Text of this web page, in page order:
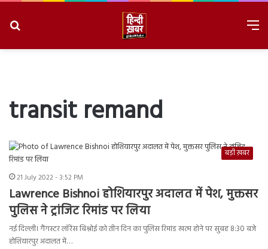
transit remand
बड़ी ख़बर
21 July 2022 - 3:52 PM
Lawrence Bishnoi होशियारपुर अदालत में पेश, मुक्तसर
पुलिस ने ट्रांजिट रिमांड पर लिया
नई दिल्ली। गैंगस्टर लॉरेंस बिश्नोई को तीन दिन का पुलिस रिमांड खत्म होने पर सुबह 8:30 बजे
होशियारपुर अदालत में…